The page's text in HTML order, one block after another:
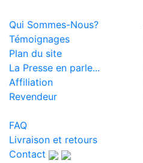
Qui Sommes-Nous?
Témoignages
Plan du site
La Presse en parle...
Affiliation
Revendeur
FAQ
Livraison et retours
Contact